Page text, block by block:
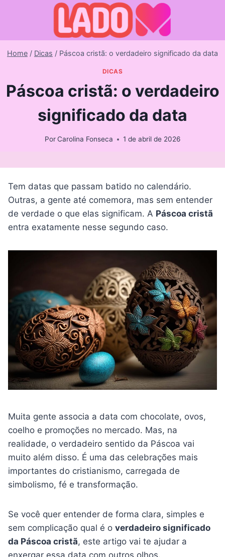
Home / Dicas / Páscoa cristã: o verdadeiro significado da data
DICAS
Páscoa cristã: o verdadeiro
significado da data
PorCarolina Fonseca 1 de abril de 2026
Tem datas que passam batido no calendário.
Outras, a gente até comemora, mas sem entender
de verdade o que elas significam. A Páscoa cristã
entra exatamente nesse segundo caso.
Muita gente associa a data com chocolate, ovos,
coelho e promoções no mercado. Mas, na
realidade, o verdadeiro sentido da Páscoa vai
muito além disso. É uma das celebrações mais
importantes do cristianismo, carregada de
simbolismo, fé e transformação.
Se você quer entender de forma clara, simples e
sem complicação qual é o verdadeiro significado
da Páscoa cristã, este artigo vai te ajudar a